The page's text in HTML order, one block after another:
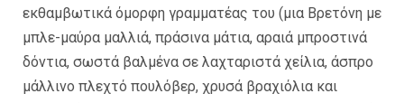
εκθαμβωτικά όμορφη γραμματέας του (μια Βρετόνη με
μπλε-μαύρα μαλλιά, πράσινα μάτια, αραιά μπροστινά
δόντια, σωστά βαλμένα σε λαχταριστά χείλια, άσπρο
μάλλινο πλεχτό πουλόβερ, χρυσά βραχιόλια και